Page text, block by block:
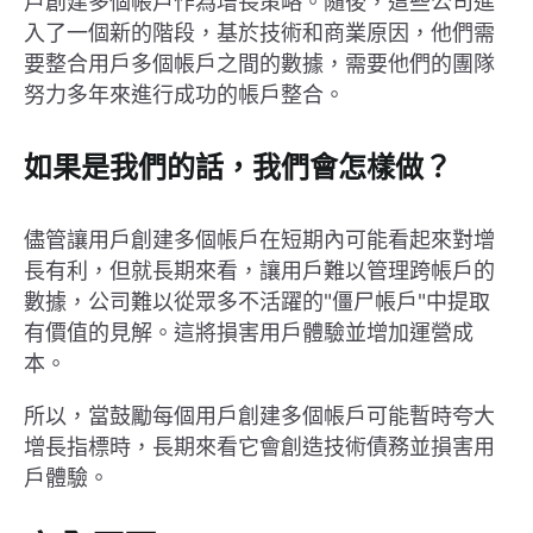
入了一個新的階段，基於技術和商業原因，他們需
要整合用戶多個帳戶之間的數據，需要他們的團隊
努力多年來進行成功的帳戶整合。
如果是我們的話，我們會怎樣做？
儘管讓用戶創建多個帳戶在短期內可能看起來對增
長有利，但就長期來看，讓用戶難以管理跨帳戶的
數據，公司難以從眾多不活躍的"僵尸帳戶"中提取
有價值的見解。這將損害用戶體驗並增加運營成
本。
所以，當鼓勵每個用戶創建多個帳戶可能暫時夸大
增長指標時，長期來看它會創造技術債務並損害用
戶體驗。